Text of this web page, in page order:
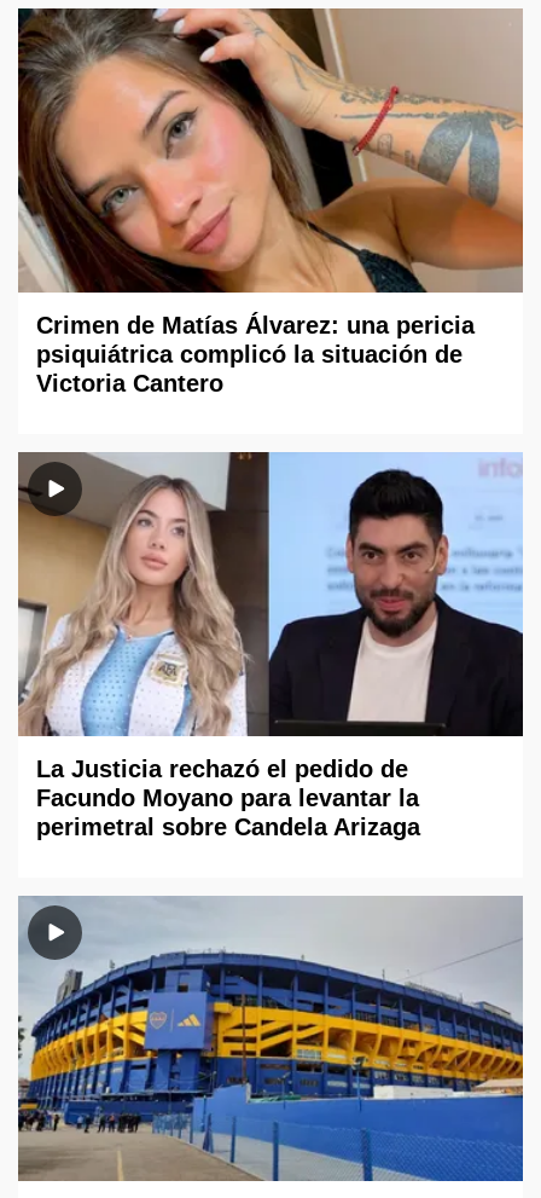
Crimen de Matías Álvarez: una pericia
psiquiátrica complicó la situación de
Victoria Cantero
La Justicia rechazó el pedido de
Facundo Moyano para levantar la
perimetral sobre Candela Arizaga